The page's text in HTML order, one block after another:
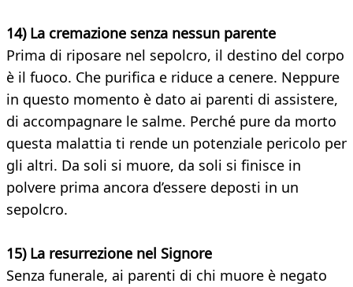
14) La cremazione senza nessun parente
Prima di riposare nel sepolcro, il destino del corpo
è il fuoco. Che purifica e riduce a cenere. Neppure
in questo momento è dato ai parenti di assistere,
di accompagnare le salme. Perché pure da morto
questa malattia ti rende un potenziale pericolo per
gli altri. Da soli si muore, da soli si finisce in
polvere prima ancora d’essere deposti in un
sepolcro.
15) La resurrezione nel Signore
Senza funerale, ai parenti di chi muore è negato